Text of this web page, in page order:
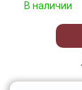
В наличии